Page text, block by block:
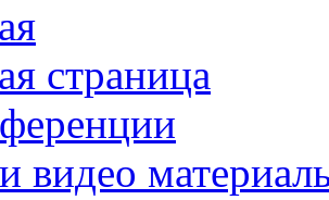
страница
видео